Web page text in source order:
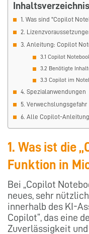
Inhaltsverzeichnis
1. Was sind "Copilot
2.
3. Anleitung: Copilot
3.1 Copilot
3.2 Benötigte
3.3 Copilot im
4. Spezialanwendungen
5. Verwechslungsgefahr
6. Alle Copilot-
1. Was ist die
Funktion in
Bei „Copilot
neues, sehr
innerhalb des KI-
Copilot“, das eine
Zuverlässigkeit